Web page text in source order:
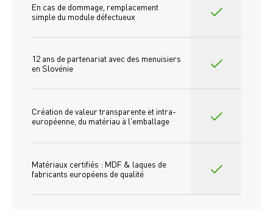
En cas de dommage, remplacement
simple du module défectueux
12 ans de partenariat avec des menuisiers
en Slovénie
Création de valeur transparente et intra-
européenne, du matériau à l'emballage
Matériaux certifiés : MDF & laques de
fabricants européens de qualité